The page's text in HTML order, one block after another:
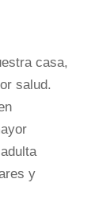
casa,
salud.
y